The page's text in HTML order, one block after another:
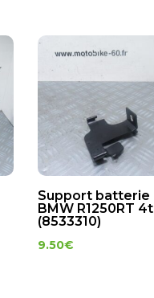
Support batterie
BMW R1250RT 4t
(8533310)
9.50€